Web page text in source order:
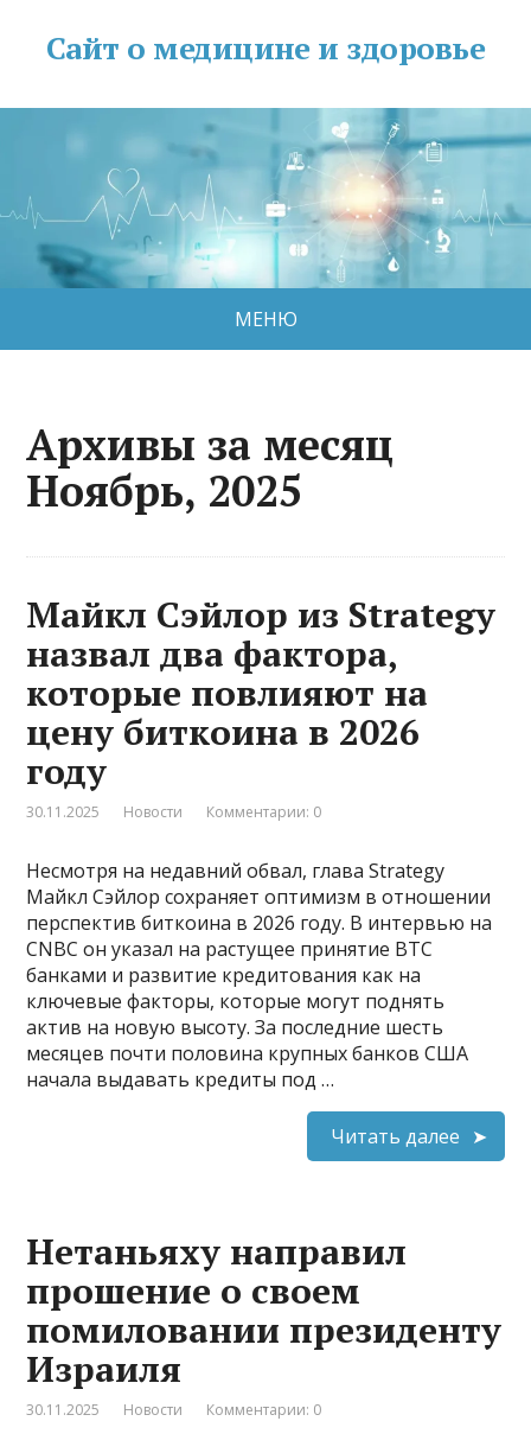
Сайт о медицине и здоровье
МЕНЮ
Архивы за месяц
Ноябрь, 2025
Майкл Сэйлор из Strategy
назвал два фактора,
которые повлияют на
цену биткоина в 2026
году
30.11.2025 Новости Комментарии: 0
Несмотря на недавний обвал, глава Strategy
Майкл Сэйлор сохраняет оптимизм в отношении
перспектив биткоина в 2026 году. В интервью на
CNBC он указал на растущее принятие BTC
банками и развитие кредитования как на
ключевые факторы, которые могут поднять
актив на новую высоту. За последние шесть
месяцев почти половина крупных банков США
начала выдавать кредиты под …
Читать далее
Нетаньяху направил
прошение о своем
помиловании президенту
Израиля
30.11.2025 Новости Комментарии: 0